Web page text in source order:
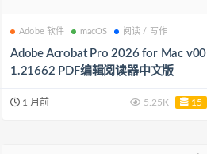
Adobe 软件 macOS 阅读 / 写作
Adob​​e Acrobat Pro 2026 for Mac v00
1.21662 PDF编辑阅读器中文版
1 月前 5.25K 15